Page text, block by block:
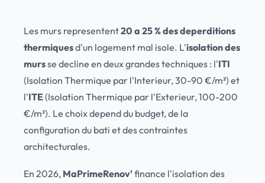
Les murs representent20 a 25 % des deperditions
thermiquesd'un logement mal isole. L'isolation des
mursse decline en deux grandes techniques : l'ITI
(Isolation Thermique par l'Interieur, 30-90 €/m²) et
l'ITE(Isolation Thermique par l'Exterieur, 100-200
€/m²). Le choix depend du budget, de la
configuration du bati et des contraintes
architecturales.
En 2026, MaPrimeRenov' finance l'isolation des